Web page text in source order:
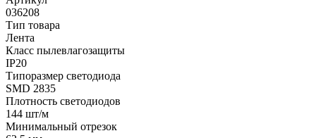
036208
Тип товара
Лента
Класс пылевлагозащиты
IP20
Типоразмер светодиода
SMD 2835
Плотность светодиодов
144 шт/м
Минимальный отрезок